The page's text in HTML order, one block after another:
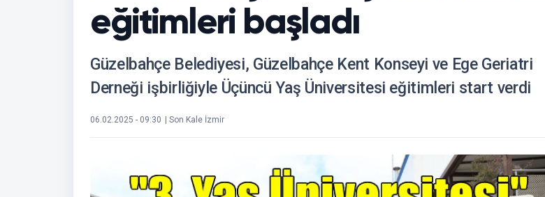
eğitimleri başladı
Güzelbahçe Belediyesi, Güzelbahçe Kent Konseyi ve Ege Geriatri
Derneği işbirliğiyle Üçüncü Yaş Üniversitesi eğitimleri start verdi
06.02.2025 - 09:30 | Son Kale İzmir